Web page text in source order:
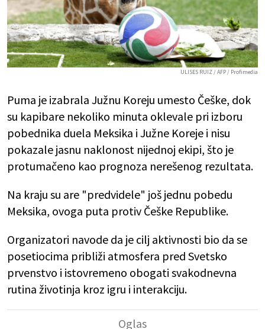
ULISES RUIZ / AFP / Profimedia
Puma je izabrala Južnu Koreju umesto Češke, dok
su kapibare nekoliko minuta oklevale pri izboru
pobednika duela Meksika i Južne Koreje i nisu
pokazale jasnu naklonost nijednoj ekipi, što je
protumačeno kao prognoza nerešenog rezultata.
Na kraju su are "predvidele" još jednu pobedu
Meksika, ovoga puta protiv Češke Republike.
Organizatori navode da je cilj aktivnosti bio da se
posetiocima približi atmosfera pred Svetsko
prvenstvo i istovremeno obogati svakodnevna
rutina životinja kroz igru i interakciju.